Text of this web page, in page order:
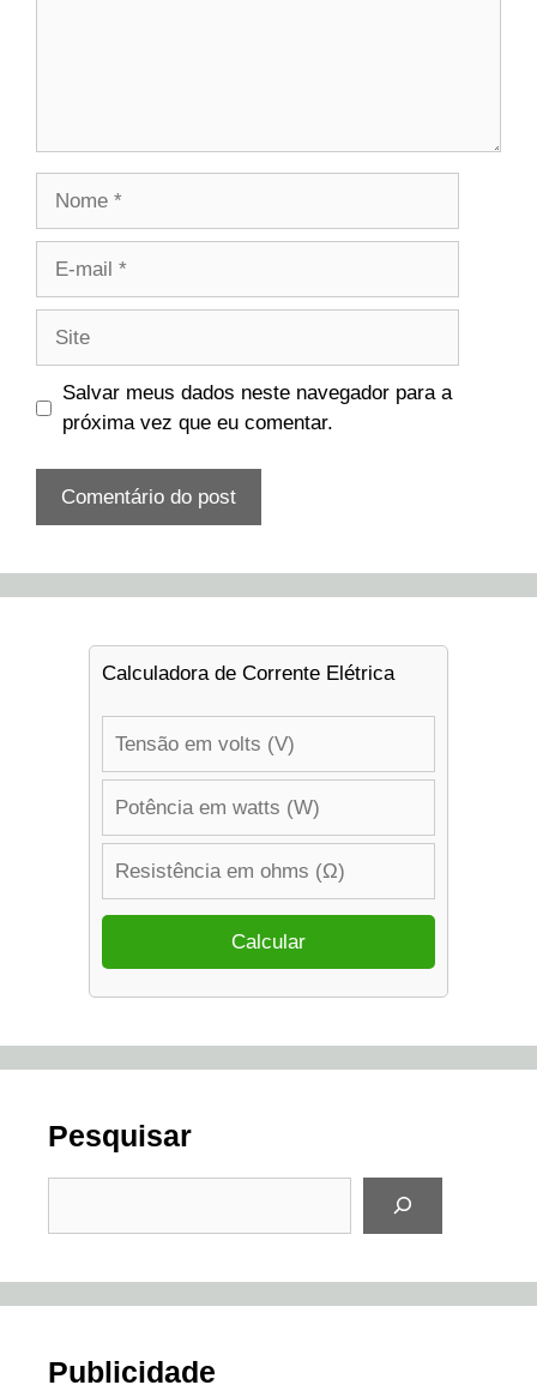
Salvar meus dados neste navegador para a
próxima vez que eu comentar.
Calculadora de Corrente Elétrica
Pesquisar
Publicidade